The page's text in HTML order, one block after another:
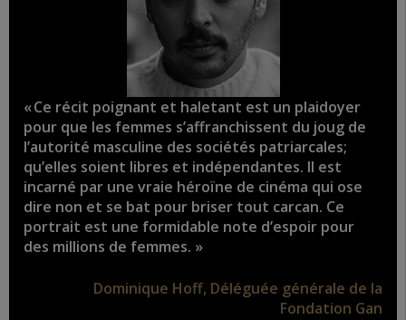
« Ce récit poignant et haletant est un plaidoyer
pour que les femmes s’affranchissent du joug de
l’autorité masculine des sociétés patriarcales;
qu’elles soient libres et indépendantes. Il est
incarné par une vraie héroïne de cinéma qui ose
dire non et se bat pour briser tout carcan. Ce
portrait est une formidable note d’espoir pour
des millions de femmes. »
Dominique Hoff, Déléguée générale de la
Fondation Gan